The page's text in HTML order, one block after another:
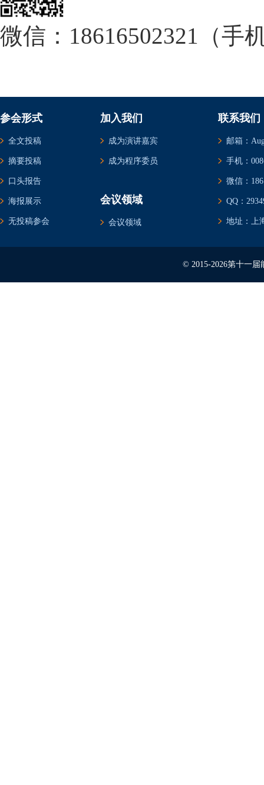
微信：18616502321（手
参会形式
全文投稿
摘要投稿
口头报告
海报展示
无投稿参会
加入我们
成为演讲嘉宾
成为程序委员
会议领域
会议领域
联系我们
邮箱：
手机：
微信：
QQ：
地址：上
© 2015-2026第十一